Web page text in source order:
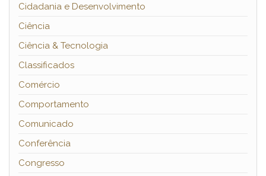
Cidadania e Desenvolvimento
Ciência
Ciência & Tecnologia
Classificados
Comércio
Comportamento
Comunicado
Conferência
Congresso